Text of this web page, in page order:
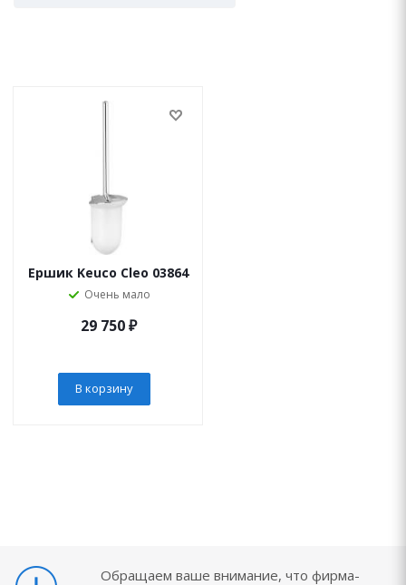
Ершик Keuco Cleo 03864
Очень мало
29 750₽
В корзину
Обращаем ваше внимание, что фирма-